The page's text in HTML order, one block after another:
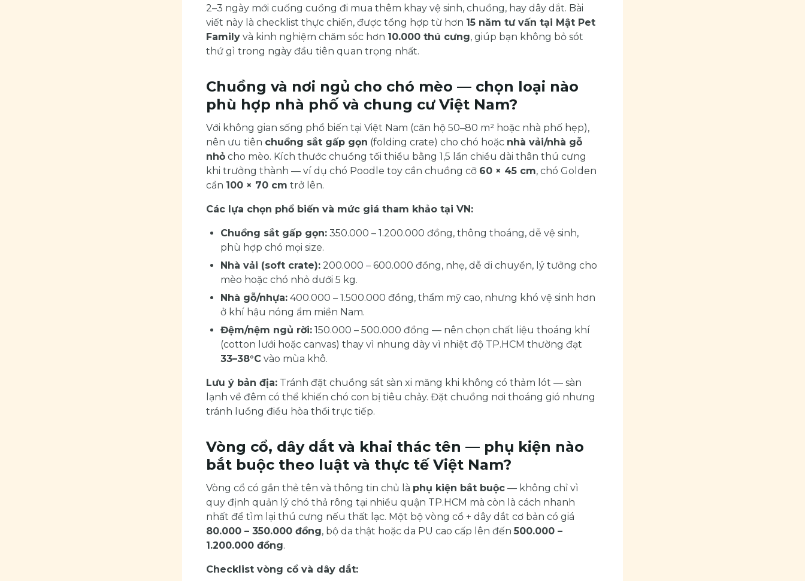
2–3 ngày mới cuống cuồng đi mua thêm khay vệ sinh, chuồng, hay dây dắt. Bài
viết này là checklist thực chiến, được tổng hợp từ hơn 15 năm tư vấn tại Mật Pet
Family và kinh nghiệm chăm sóc hơn 10.000 thú cưng, giúp bạn không bỏ sót
thứ gì trong ngày đầu tiên quan trọng nhất.
Chuồng và nơi ngủ cho chó mèo — chọn loại nào
phù hợp nhà phố và chung cư Việt Nam?
Với không gian sống phổ biến tại Việt Nam (căn hộ 50–80 m² hoặc nhà phố hẹp),
nên ưu tiên chuồng sắt gấp gọn (folding crate) cho chó hoặc nhà vải/nhà gỗ
nhỏ cho mèo. Kích thước chuồng tối thiểu bằng 1,5 lần chiều dài thân thú cưng
khi trưởng thành — ví dụ chó Poodle toy cần chuồng cỡ 60 × 45 cm, chó Golden
cần 100 × 70 cm trở lên.
Các lựa chọn phổ biến và mức giá tham khảo tại VN:
Chuồng sắt gấp gọn: 350.000 – 1.200.000 đồng, thông thoáng, dễ vệ sinh,
phù hợp chó mọi size.
Nhà vải (soft crate): 200.000 – 600.000 đồng, nhẹ, dễ di chuyển, lý tưởng cho
mèo hoặc chó nhỏ dưới 5 kg.
Nhà gỗ/nhựa: 400.000 – 1.500.000 đồng, thẩm mỹ cao, nhưng khó vệ sinh hơn
ở khí hậu nóng ẩm miền Nam.
Đệm/nệm ngủ rời: 150.000 – 500.000 đồng — nên chọn chất liệu thoáng khí
(cotton lưới hoặc canvas) thay vì nhung dày vì nhiệt độ TP.HCM thường đạt
33–38°C vào mùa khô.
Lưu ý bản địa: Tránh đặt chuồng sát sàn xi măng khi không có thảm lót — sàn
lạnh về đêm có thể khiến chó con bị tiêu chảy. Đặt chuồng nơi thoáng gió nhưng
tránh luồng điều hòa thổi trực tiếp.
Vòng cổ, dây dắt và khai thác tên — phụ kiện nào
bắt buộc theo luật và thực tế Việt Nam?
Vòng cổ có gắn thẻ tên và thông tin chủ là phụ kiện bắt buộc — không chỉ vì
quy định quản lý chó thả rông tại nhiều quận TP.HCM mà còn là cách nhanh
nhất để tìm lại thú cưng nếu thất lạc. Một bộ vòng cổ + dây dắt cơ bản có giá
80.000 – 350.000 đồng, bộ da thật hoặc da PU cao cấp lên đến500.000 –
1.200.000 đồng.
Checklist vòng cổ và dây dắt: